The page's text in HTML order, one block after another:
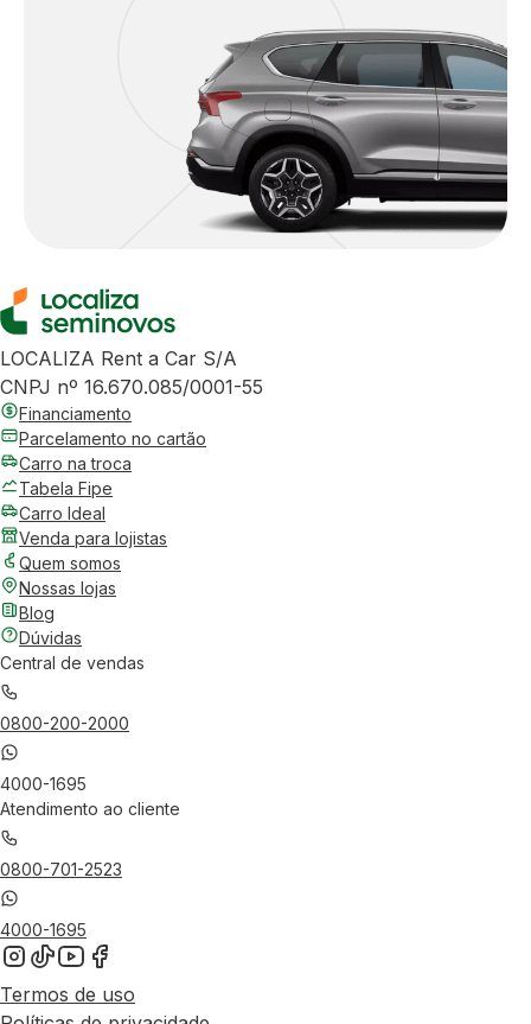
LOCALIZA Rent a Car S/A
CNPJ nº 16.670.085/0001-55
Financiamento
Parcelamento no cartão
Carro na troca
Tabela Fipe
Carro Ideal
Venda para lojistas
Quem somos
Nossas lojas
Blog
Dúvidas
Central de vendas
0800-200-2000
4000-1695
Atendimento ao cliente
0800-701-2523
4000-1695
Termos de uso